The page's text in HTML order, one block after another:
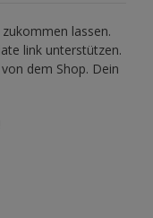
lassen.
link unterstützen.
dem Shop. Dein